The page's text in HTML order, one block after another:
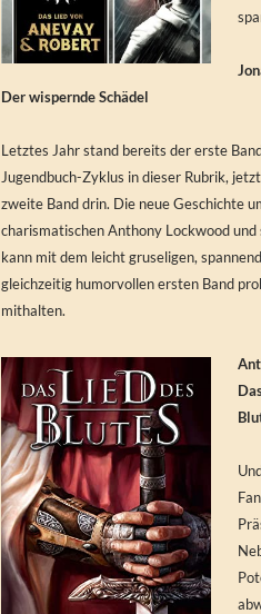
Der wispernde Schädel
Letztes Jahr stand bereits der erste
Jugendbuch-Zyklus in dieser Rubrik,
zweite Band drin. Die neue Geschichte
charismatischen Anthony Lockwood und
kann mit dem leicht gruseligen,
gleichzeitig humorvollen ersten Band
mithalten.